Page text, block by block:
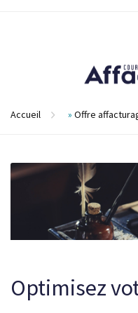
Accueil » Offre
Optimisez